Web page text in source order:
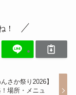
！
んさか祭り2026】
場所・メニュ